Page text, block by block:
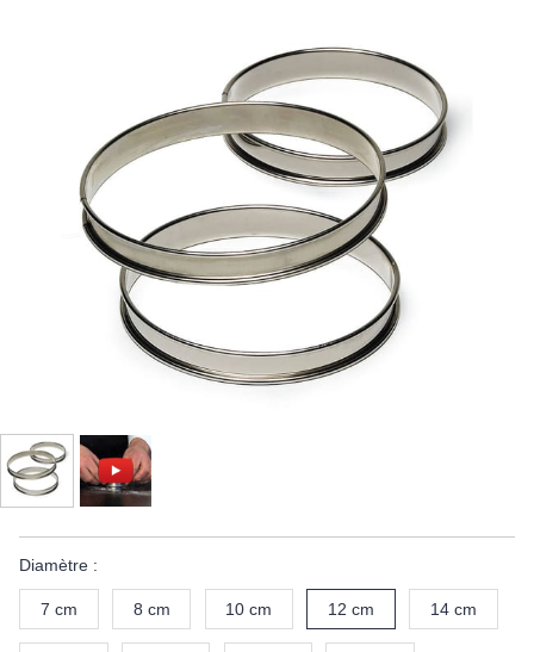
Diamètre :
7 cm 8 cm 10 cm 12 cm 14 cm